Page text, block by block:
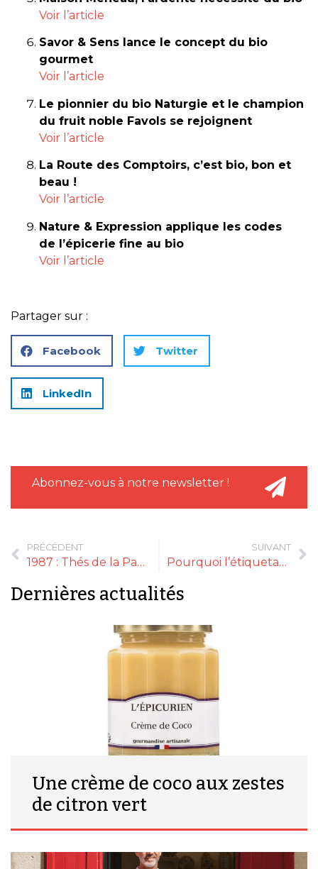
Voir l’article
Savor & Sens lance le concept du bio
gourmet
Voir l’article
Le pionnier du bio Naturgie et le champion
du fruit noble Favols se rejoignent
Voir l’article
La Route des Comptoirs, c’est bio, bon et
beau !
Voir l’article
Nature & Expression applique les codes
de l’épicerie fine au bio
Voir l’article
Partager sur :
Facebook Twitter
LinkedIn
Abonnez-vous à notre newsletter !
PRÉCÉDENT
1987 : Thés de la Pagode révèle les vertus de la tradition
SUIVANT
Pourquoi l’étiquetage environnemental risque de marcher sur la tête
Dernières actualités
Une crème de coco aux zestes
de citron vert